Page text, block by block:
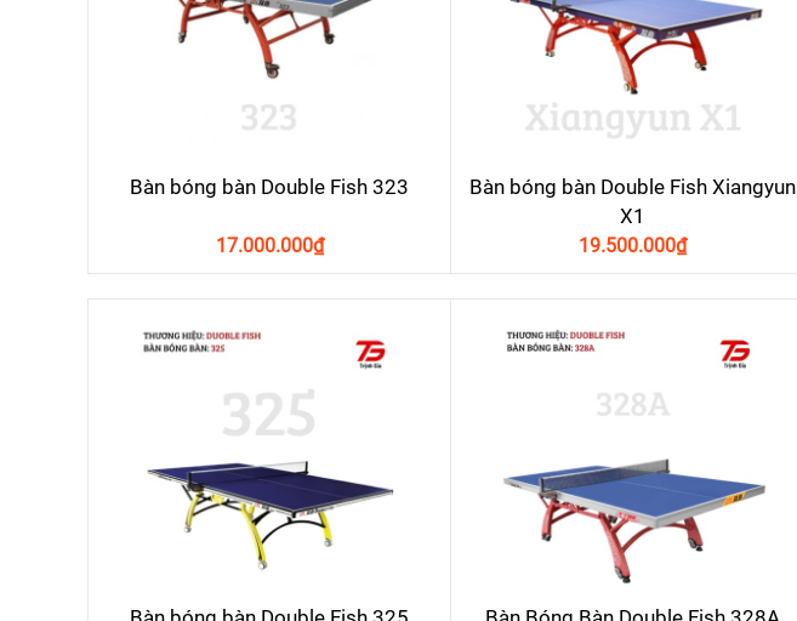
Bàn bóng bàn Double Fish 323
₫
17.000.000
Bàn bóng bàn Double Fish Xiangyun
X1
₫
19.500.000